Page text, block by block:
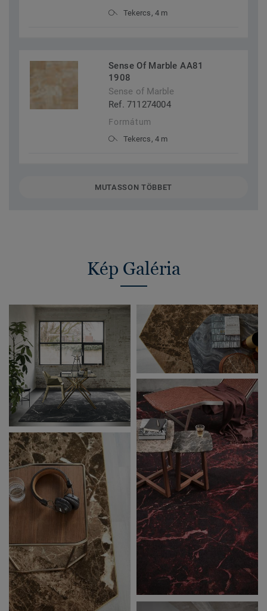
Tekercs, 4 m
Sense Of Marble AA81
1908
Sense of Marble
Ref. 711274004
Formátum
Tekercs, 4 m
MUTASSON TÖBBET
Kép Galéria